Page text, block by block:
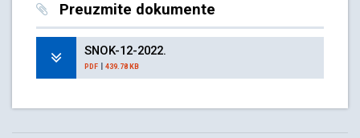
Preuzmite dokumente
SNOK-12-2022.
PDF | 439.78 KB